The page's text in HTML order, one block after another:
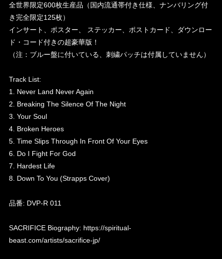
全世界限定600枚生産品（国内流通帯付き仕様、ナンバリング付
き完全限定125枚）
インサート、ポスター、 ステッカー、ポストカード、ダウンロー
ド・コード付きの超豪華版！
（注：ブルー盤に付いている、刺繍パッチは付属していません）
Track List:
1. Never Land Never Again
2. Breaking The Silence Of The Night
3. Your Soul
4. Broken Heroes
5. Time Slips Through In Front Of Your Eyes
6. Do I Fight For God
7. Hardest Life
8. Down To You (Strapps Cover)
品番: DVP-R 011
SACRIFICE Biography: https://spiritual-
beast.com/artists/sacrifice-jp/